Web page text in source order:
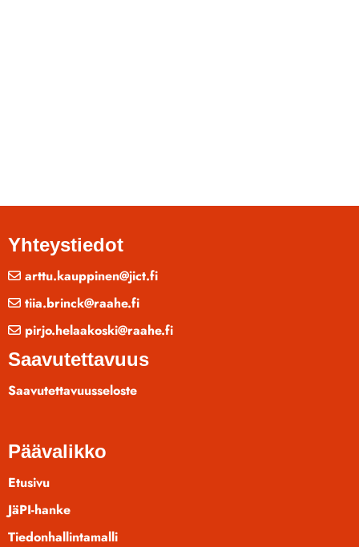
Yhteystiedot
arttu.kauppinen@jict.fi
tiia.brinck@raahe.fi
pirjo.helaakoski@raahe.fi
Saavutettavuus
Saavutettavuusseloste
Päävalikko
Etusivu
JäPI-hanke
Tiedonhallintamalli